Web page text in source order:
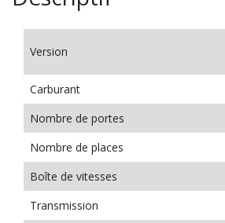
Version
Carburant
Nombre de portes
Nombre de places
Boîte de vitesses
Transmission